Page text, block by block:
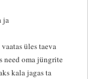
ja
üles taeva
need oma jüngrite
kala jagas ta